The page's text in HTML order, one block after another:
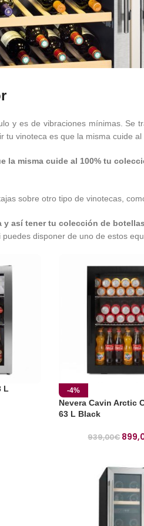
y es de vibraciones mínimas. Se
tu vinoteca es que la misma cuide
la misma cuide al 100% tu
sobre otro tipo de vinotecas,
y así tener tu colección de
disponer de uno de estos
L
-4%
Nevera Cavin Arctic
63 L Black
939,00€